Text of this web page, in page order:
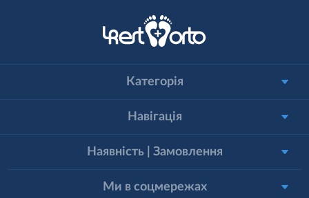
Категорія
Навігація
Наявність | Замовлення
Ми в соцмережах